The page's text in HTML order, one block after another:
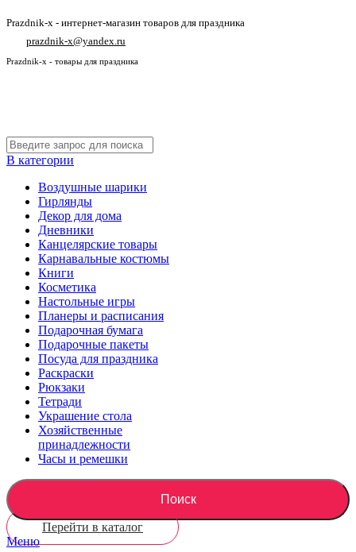
Prazdnik-x - интернет-магазин товаров для праздника
prazdnik-x@yandex.ru
Prazdnik-x - товары для праздника
В категории
Воздушные шарики
Гирлянды
Декор для дома
Дневники
Канцелярские товары
Карнавальные костюмы
Книги
Косметика
Настольные игры
Планеры и расписания
Подарочная бумага
Подарочные пакеты
Посуда для праздника
Раскраски
Рюкзаки
Тетради
Украшение стола
Хозяйственные
принадлежности
Часы и ремешки
Поиск
Перейти в каталог
Меню